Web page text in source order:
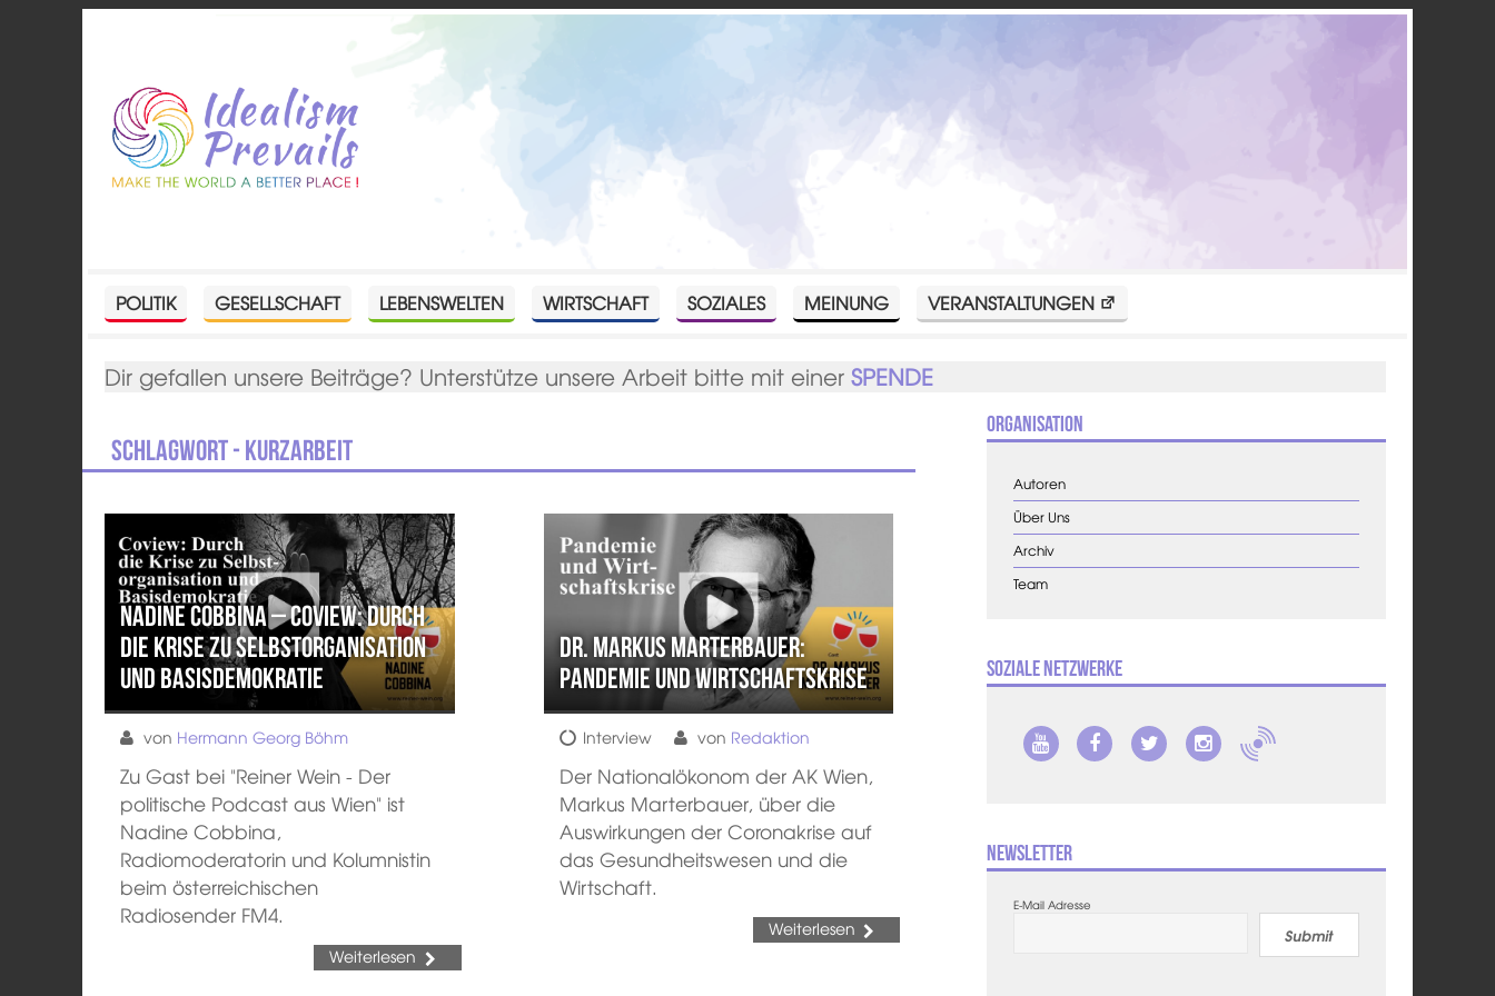
POLITIK GESELLSCHAFT LEBENSWELTEN WIRTSCHAFT SOZIALES MEINUNG VERANSTALTUNGEN
Dir gefallen unsere Beiträge? Unterstütze unsere Arbeit bitte mit einerSPENDE
Schlagwort - Kurzarbeit
Nadine Cobbina – Coview: Durch
die Krise zu Selbstorganisation
und Basisdemokratie
von Hermann Georg Böhm
Zu Gast bei "Reiner Wein - Der
politische Podcast aus Wien" ist
Nadine Cobbina,
Radiomoderatorin und Kolumnistin
beim österreichischen
Radiosender FM4.
Weiterlesen
Dr. Markus Marterbauer:
Pandemie und Wirtschaftskrise
Interview von Redaktion
Der Nationalökonom der AK Wien,
Markus Marterbauer, über die
Auswirkungen der Coronakrise auf
das Gesundheitswesen und die
Wirtschaft.
Weiterlesen
Organisation
Autoren
Über Uns
Archiv
Team
Soziale Netzwerke
Newsletter
E-Mail Adresse
Submit